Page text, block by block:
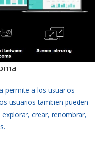
permite a los usuarios
usuarios también pueden
explorar, crear, renombrar,